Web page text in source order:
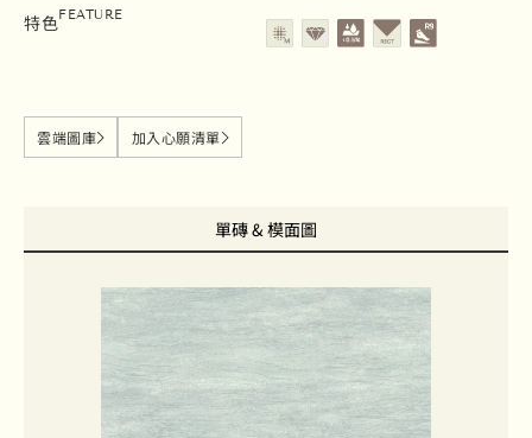
特色FEATURE
雲端圖庫 加入心願清單
單磚 & 模面圖